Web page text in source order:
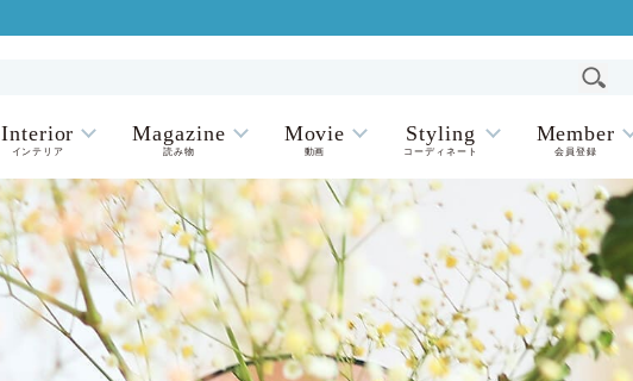
Interior
インテリア
Magazine
読み物
Movie
動画
Styling
コーディネート
Member
会員登録